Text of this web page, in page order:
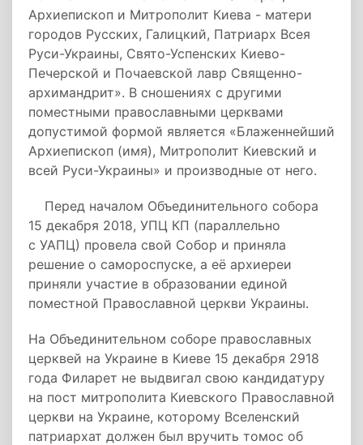
Архиепископ и Митрополит Киева - матери
городов Русских, Галицкий, Патриарх Всея
Руси-Украины, Свято-Успенских Киево-
Печерской и Почаевской лавр Священно-
архимандрит». В сношениях с другими
поместными православными церквами
допустимой формой является «Блаженнейший
Архиепископ (имя), Митрополит Киевский и
всей Руси-Украины» и производные от него.
Перед началом Объединительного собора
15 декабря 2018, УПЦ КП (параллельно
с УАПЦ) провела свой Собор и приняла
решение о самороспуске, а её архиереи
приняли участие в образовании единой
поместной Православной церкви Украины.
На Объединительном соборе православных
церквей на Украине в Киеве 15 декабря 2918
года Филарет не выдвигал свою кандидатуру
на пост митрополита Киевского Православной
церкви на Украине, которому Вселенский
патриархат должен был вручить томос об